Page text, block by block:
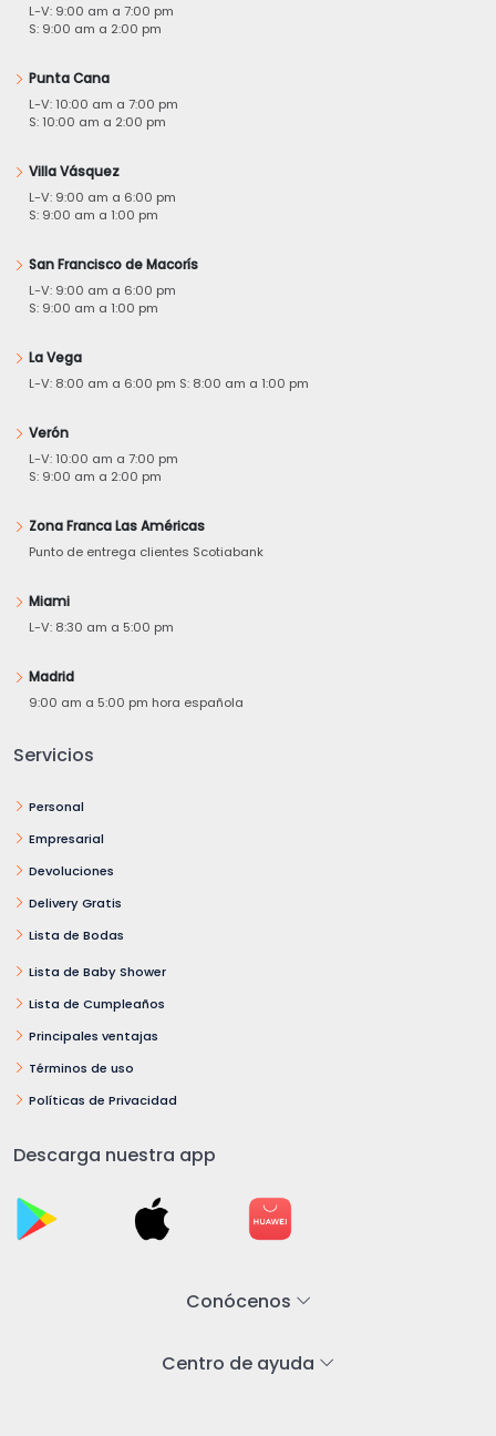
L-V: 9:00 am a 7:00 pm
S: 9:00 am a 2:00 pm
Punta Cana
L-V: 10:00 am a 7:00 pm
S: 10:00 am a 2:00 pm
Villa Vásquez
L-V: 9:00 am a 6:00 pm
S: 9:00 am a 1:00 pm
San Francisco de Macorís
L-V: 9:00 am a 6:00 pm
S: 9:00 am a 1:00 pm
La Vega
L-V: 8:00 am a 6:00 pm S: 8:00 am a 1:00 pm
Verón
L-V: 10:00 am a 7:00 pm
S: 9:00 am a 2:00 pm
Zona Franca Las Américas
Punto de entrega clientes Scotiabank
Miami
L-V: 8:30 am a 5:00 pm
Madrid
9:00 am a 5:00 pm hora española
Servicios
Personal
Empresarial
Devoluciones
Delivery Gratis
Lista de Bodas
Lista de Baby Shower
Lista de Cumpleaños
Principales ventajas
Términos de uso
Políticas de Privacidad
Descarga nuestra app
Conócenos
Centro de ayuda